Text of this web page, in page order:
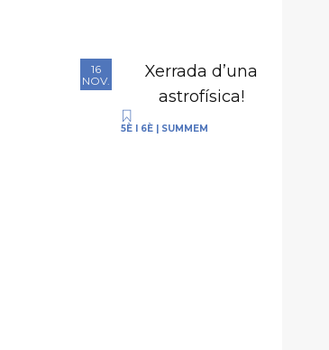
16
NOV.
Xerrada d’una
astrofísica!
5È I 6È | SUMMEM